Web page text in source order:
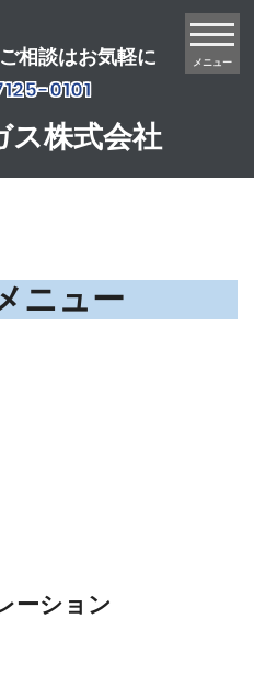
メニュー
相談はお気軽に
0101
ス株式会社
ニュー
ーション